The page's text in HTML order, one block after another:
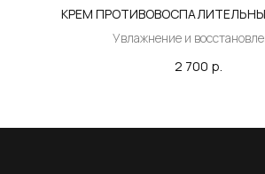
КРЕМ
Увлажнение и
2 700 р.